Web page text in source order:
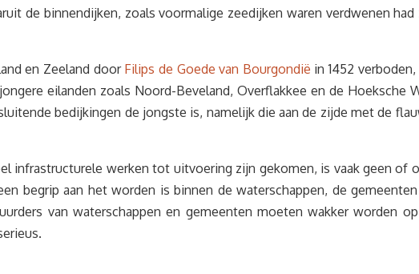
de binnendijken, zoals voormalige zeedijken waren verdwenen
en Zeeland door Filips de Goede van Bourgondië in 1452
eilanden zoals Noord-Beveland, Overflakkee en de Hoeksche
bedijkingen de jongste is, namelijk die aan de zijde met de
infrastructurele werken tot uitvoering zijn gekomen, is vaak geen
begrip aan het worden is binnen de waterschappen, de
van waterschappen en gemeenten moeten wakker worden